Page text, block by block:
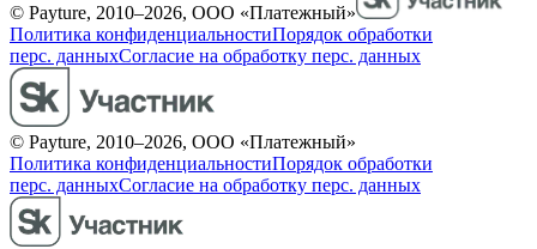
© Payture, 2010–2026, ООО «Платежный»
Политика конфиденциальностиПорядок обработки
перс. данныхСогласие на обработку перс. данных
© Payture, 2010–2026, ООО «Платежный»
Политика конфиденциальностиПорядок обработки
перс. данныхСогласие на обработку перс. данных